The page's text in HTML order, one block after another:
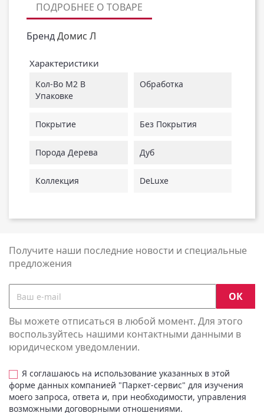
ПОДРОБНЕЕ О ТОВАРЕ
БрендДомис Л
Характеристики
Кол-Во М2 В
Упаковке
Обработка
Покрытие Без Покрытия
Порода Дерева Дуб
Коллекция DeLuxe
Получите наши последние новости и специальные
предложения
Вы можете отписаться в любой момент. Для этого
воспользуйтесь нашими контактными данными в
юридическом уведомлении.
Я соглашаюсь на использование указанных в этой
форме данных компанией "Паркет-сервис" для изучения
моего запроса, ответа и, при необходимости, управления
возможными договорными отношениями.